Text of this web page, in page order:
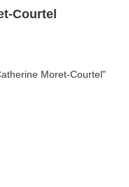
Courtel